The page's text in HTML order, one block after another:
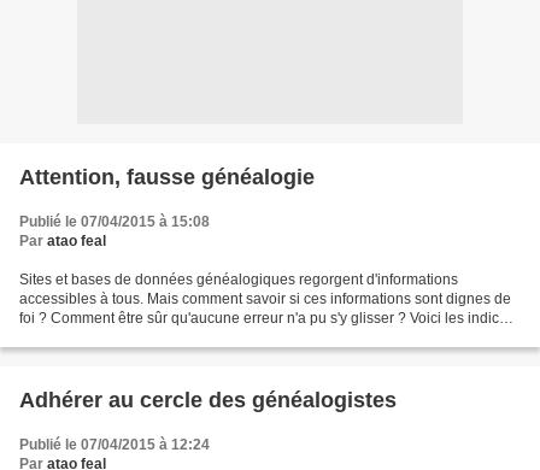
Attention, fausse généalogie
Publié le 07/04/2015 à 15:08
Par atao feal
Sites et bases de données généalogiques regorgent d'informations
accessibles à tous. Mais comment savoir si ces informations sont dignes de
foi ? Comment être sûr qu'aucune erreur n'a pu s'y glisser ? Voici les indices
Adhérer au cercle des généalogistes
Publié le 07/04/2015 à 12:24
Par atao feal